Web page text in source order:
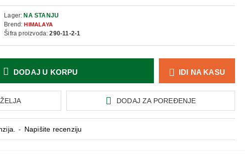
Capparis spinosa 65 mg, Cichorium intybus 65 mg, Solanum
16 mg, Terminalia arjuna 32 mg, Achillea millefolium 16 mg, Tamarix
mg( prirodni izvor Fe).
- Napišite recenziju
Lager: NA STANJU
Brend: HIMALAYA
Šifra proizvoda: 290-11-2-1
DODAJ U KORPU IDI NA KASU
DODAJ ZA POREĐENJE